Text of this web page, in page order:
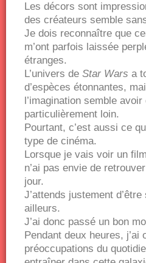
Les décors sont
des créateurs semble
Je dois reconnaître que
m’ont parfois laissée
étranges.
L’univers de Star Wars a
d’espèces étonnantes,
l’imagination semble
particulièrement loin.
Pourtant, c’est aussi ce
type de cinéma.
Lorsque je vais voir un
n’ai pas envie de
jour.
J’attends justement
ailleurs.
J’ai donc passé un bon
Pendant deux heures, j’ai
préoccupations du